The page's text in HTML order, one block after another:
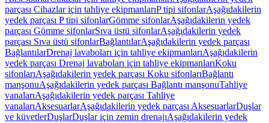
parçası Cihazlar için tahliye ekipmanlarıP tipi sifonlarAşağıdakilerin
yedek parçası P tipi sifonlarGömme sifonlarAşağıdakilerin yedek
parçası Gömme sifonlarSıva üstü sifonlarAşağıdakilerin yedek
parçası Sıva üstü sifonlarBağlantılarAşağıdakilerin yedek parçası
BağlantılarDrenaj lavaboları için tahliye ekipmanlarıAşağıdakilerin
yedek parçası Drenaj lavaboları için tahliye ekipmanlarıKoku
sifonlarıAşağıdakilerin yedek parçası Koku sifonlarıBağlantı
manşonuAşağıdakilerin yedek parçası Bağlantı manşonuTahliye
vanalarıAşağıdakilerin yedek parçası Tahliye
vanalarıAksesuarlarAşağıdakilerin yedek parçası AksesuarlarDuşlar
ve küvetlerDuşlarDuşlar için zemin drenajıAşağıdakilerin yedek